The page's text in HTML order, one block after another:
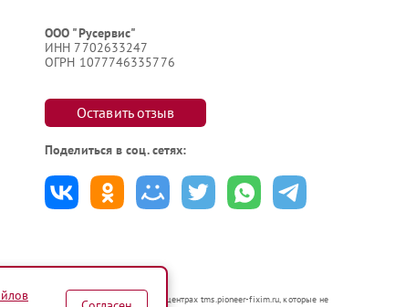
ООО "Русервис"
ИНН 7702633247
ОГРН 1077746335776
Оставить отзыв
Поделиться в соц. сетях:
в неавторизованных сервисных центрах tms.pioneer-fixim.ru, которые не